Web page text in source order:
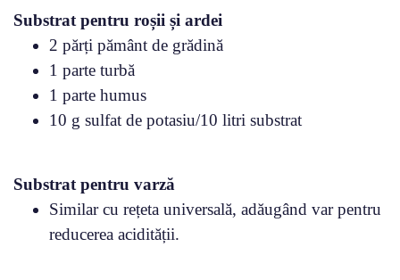
Substrat pentru roșii și ardei
2 părți pământ de grădină
1 parte turbă
1 parte humus
10 g sulfat de potasiu/10 litri substrat
Substrat pentru varză
Similar cu rețeta universală, adăugând var pentru
reducerea acidității.